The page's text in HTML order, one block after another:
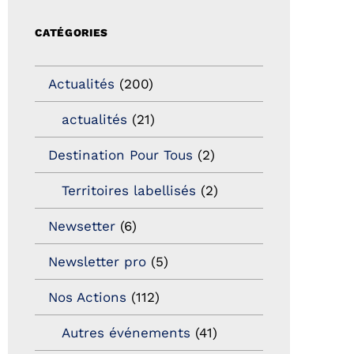
CATÉGORIES
Actualités (200)
actualités (21)
Destination Pour Tous (2)
Territoires labellisés (2)
Newsetter (6)
Newsletter pro (5)
Nos Actions (112)
Autres événements (41)